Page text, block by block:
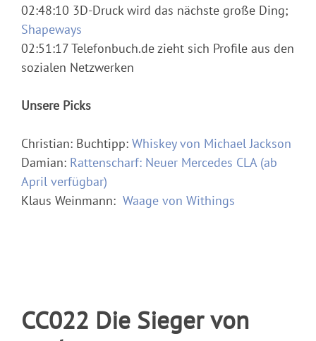
02:48:10 3D-Druck wird das nächste große Ding;
Shapeways
02:51:17 Telefonbuch.de zieht sich Profile aus den
sozialen Netzwerken
Unsere Picks
Christian: Buchtipp: Whiskey von Michael Jackson
Damian: Rattenscharf: Neuer Mercedes CLA (ab
April verfügbar)
Klaus Weinmann: Waage von Withings
CC022 Die Sieger von